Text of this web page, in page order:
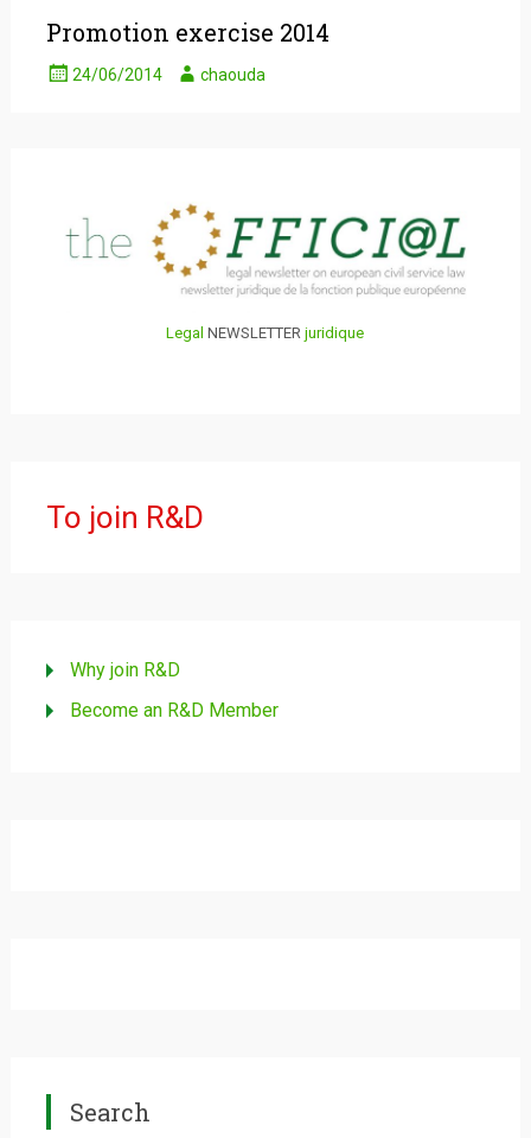
Promotion exercise 2014
24/06/2014 chaouda
Legal NEWSLETTERjuridique
To join R&D
Why join R&D
Become an R&D Member
Search